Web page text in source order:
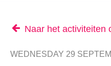
Naar het activiteiten
WEDNESDAY 29